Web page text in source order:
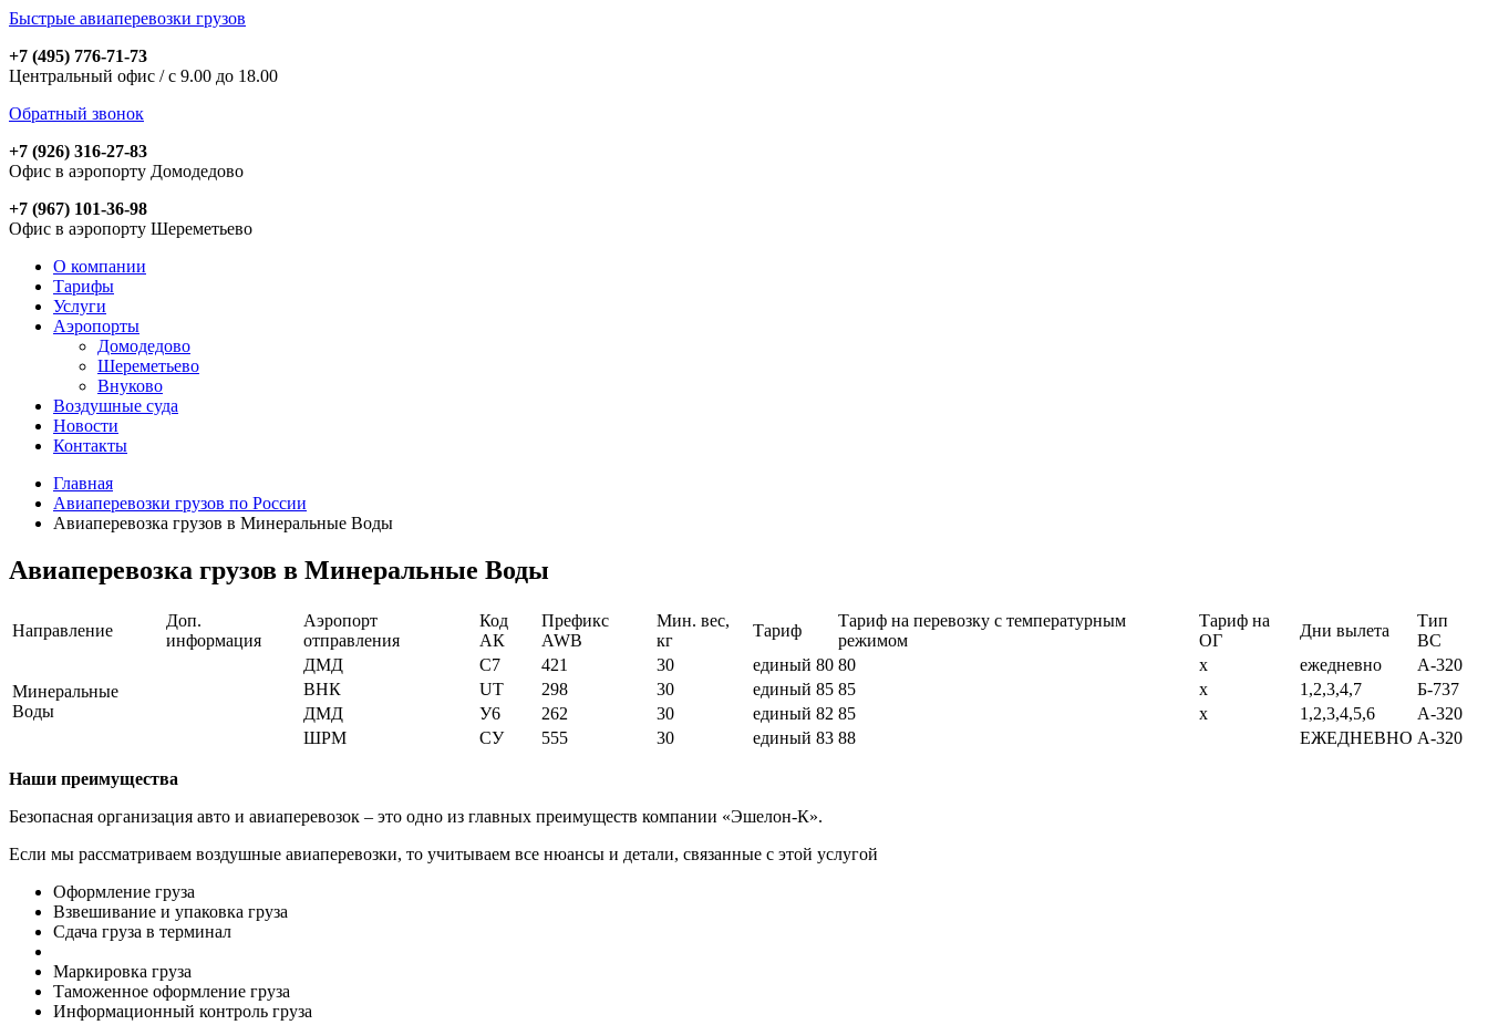
Быстрые авиаперевозки грузов
+7 (495) 776-71-73
Центральный офис / с 9.00 до 18.00
Обратный звонок
+7 (926) 316-27-83
Офис в аэропорту Домодедово
+7 (967) 101-36-98
Офис в аэропорту Шереметьево
О компании
Тарифы
Услуги
Аэропорты
Домодедово
Шереметьево
Внуково
Воздушные суда
Новости
Контакты
Главная
Авиаперевозки грузов по России
Авиаперевозка грузов в Минеральные Воды
Авиаперевозка грузов в Минеральные Воды
Направление
Доп.
информация
Аэропорт
отправления
Код
АК
Префикс
AWB
Мин. вес,
кг
Тариф
Тариф на перевозку с температурным
режимом
Тариф на
ОГ
Дни вылета
Тип
ВС
Минеральные
Воды
ДМД С7 421 30 единый 80 80 х ежедневно
А-320
ВНК
UT 298 30 единый 85 85 х 1,2,3,4,7
Б-737
ДМД
У6 262 30 единый 82 85 х 1,2,3,4,5,6
А-320
ШРМ
СУ 555 30 единый 83 88 ЕЖЕДНЕВНО А-320
Наши преимущества
Безопасная организация авто и авиаперевозок – это одно из главных преимуществ компании «Эшелон-К».
Если мы рассматриваем воздушные авиаперевозки, то учитываем все нюансы и детали, связанные с этой услугой
Оформление груза
Взвешивание и упаковка груза
Сдача груза в терминал
Маркировка груза
Таможенное оформление груза
Информационный контроль груза